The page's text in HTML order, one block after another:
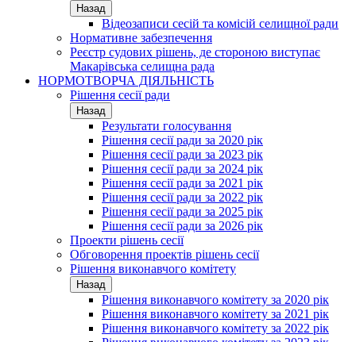
Назад
Відеозаписи сесій та комісій селищної ради
Нормативне забезпечення
Реєстр судових рішень, де стороною виступає
Макарівська селищна рада
НОРМОТВОРЧА ДІЯЛЬНІСТЬ
Рішення сесії ради
Назад
Результати голосування
Рішення сесії ради за 2020 рік
Рішення сесії ради за 2023 рік
Рішення сесії ради за 2024 рік
Рішення сесії ради за 2021 рік
Рішення сесії ради за 2022 рік
Рішення сесії ради за 2025 рік
Рішення сесії ради за 2026 рік
Проекти рішень сесії
Обговорення проектів рішень сесії
Рішення виконавчого комітету
Назад
Рішення виконавчого комітету за 2020 рік
Рішення виконавчого комітету за 2021 рік
Рішення виконавчого комітету за 2022 рік